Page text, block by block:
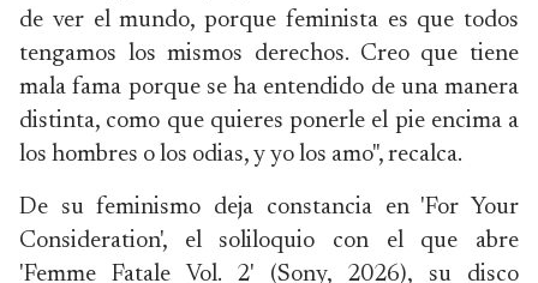
de ver el mundo, porque feminista es que todos
tengamos los mismos derechos. Creo que tiene
mala fama porque se ha entendido de una manera
distinta, como que quieres ponerle el pie encima a
los hombres o los odias, y yo los amo", recalca.
De su feminismo deja constancia en 'For Your
Consideration', el soliloquio con el que abre
'Femme Fatale Vol. 2' (Sony, 2026), su disco